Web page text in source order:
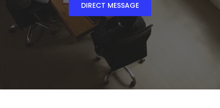
DIRECT MESSAGE